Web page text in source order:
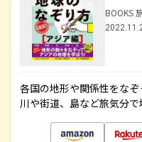
BOOKS
各国の地形や関係性をなぞ
川や街道、島など旅気分で